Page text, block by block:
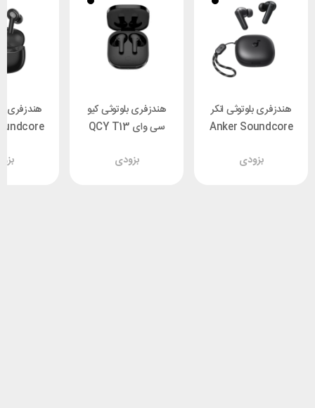
هندزفری بلوتوثی انکر
Anker Soundcore
بزودی
هندزفری بلوتوثی کیو
سی وای QCY T13
بزودی
هندزفری